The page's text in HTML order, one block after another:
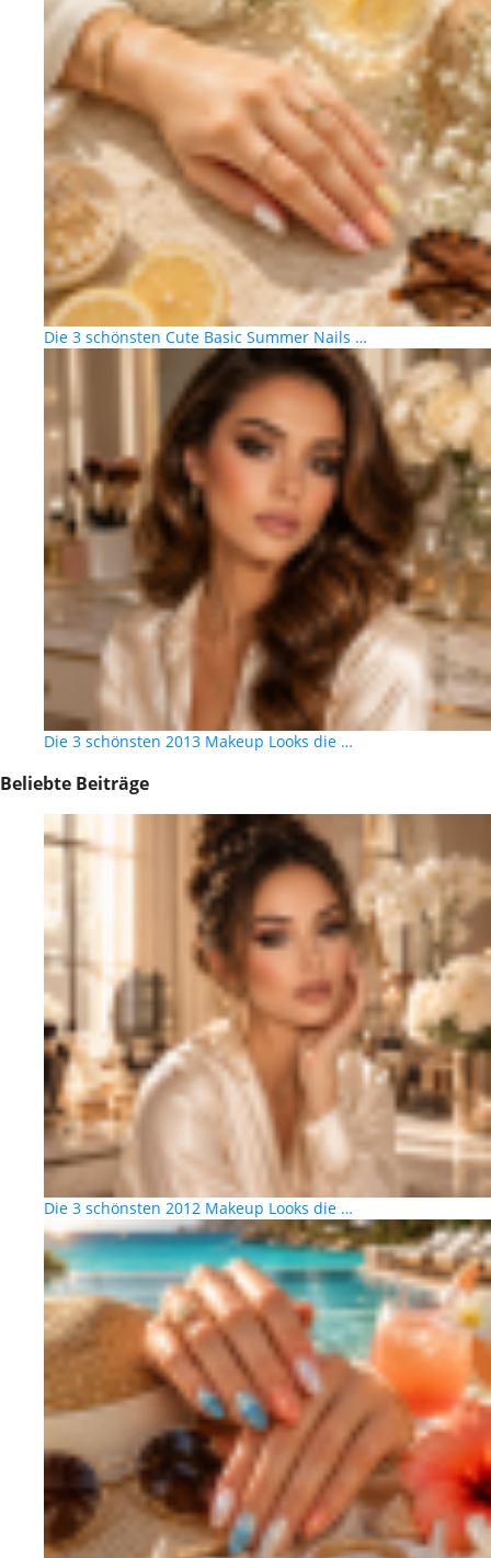
Die 3 schönsten Cute Basic Summer Nails …
Die 3 schönsten 2013 Makeup Looks die …
Beliebte Beiträge
Die 3 schönsten 2012 Makeup Looks die …